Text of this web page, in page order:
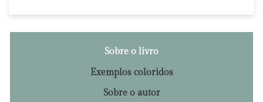
Sobre o livro
Exemplos coloridos
Sobre o autor